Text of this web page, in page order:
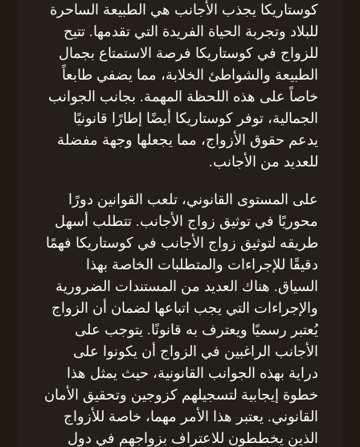
كوستاريكا يجذب الأجانب هي الطبيعة الساحرة
للبلاد وتجربة الحياة الفريدة التي تقدمها. تتيح
للزواج في كوستاريكا فرصة الاستمتاع بجمال
الطبيعة والشواطئ الخلابة، مما يضفي طابعاً
خاصاً على هذه اللحظة المهمة. بجانب الجوانب
الجمالية، توفر كوستاريكا أيضًا إطارًا قانونيًا
يدعم حقوق الأزواج، مما يجعلها وجهة مفضلة
للعديد من الأجانب.
على المستوى القانوني، تلعب القوانين دورًا
محوريًا في توثيق زواج الأجانب. تتطلب أسهل
طريقه لتوثيق زواج الأجانب في كوستاريكا فهمًا
دقيقًا للإجراءات والمتطلبات الخاصة بهذا
السياق. هناك العديد من المستندات الضرورية
والإجراءات التي يجب اتباعها لضمان أن الزواج
يُعتبر رسميًا ويعترف به قانونًا. يتوجب على
الأجانب الراغبين في الزواج أن يكونوا على
دراية بهذه الجوانب القانونية، حيث يمثل هذا
خطوة إيجابية لتسجيلهم كزوجين وتحقيق الأمان
القانوني. يعتبر هذا الأمر مهما، خاصة للأزواج
الذين يخططون للاعتراف بزواجهم في دول